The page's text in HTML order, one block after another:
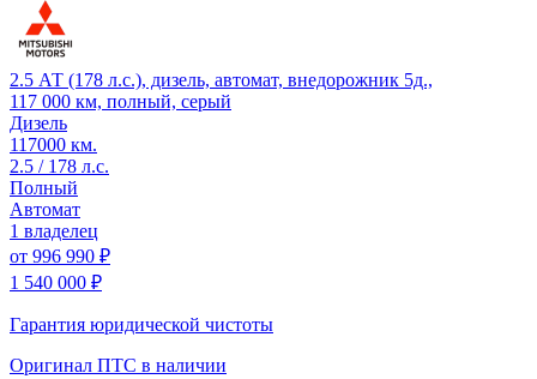
2.5 АТ (178 л.с.), дизель, автомат, внедорожник 5д.,
117 000 км, полный, серый
Дизель
117000 км.
2.5 / 178 л.с.
Полный
Автомат
1 владелец
от 996 990 ₽
1 540 000 ₽
Гарантия юридической чистоты
Оригинал ПТС в наличии